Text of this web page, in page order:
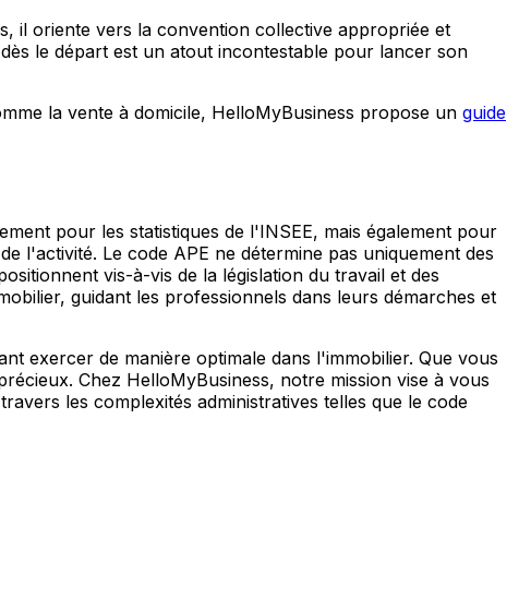
il oriente vers la convention collective appropriée et
le départ est un atout incontestable pour lancer son
la vente à domicile, HelloMyBusiness propose un guide
pour les statistiques de l'INSEE, mais également pour
l'activité. Le code APE ne détermine pas uniquement des
vis-à-vis de la législation du travail et des
guidant les professionnels dans leurs démarches et
exercer de manière optimale dans l'immobilier. Que vous
Chez HelloMyBusiness, notre mission vise à vous
les complexités administratives telles que le code